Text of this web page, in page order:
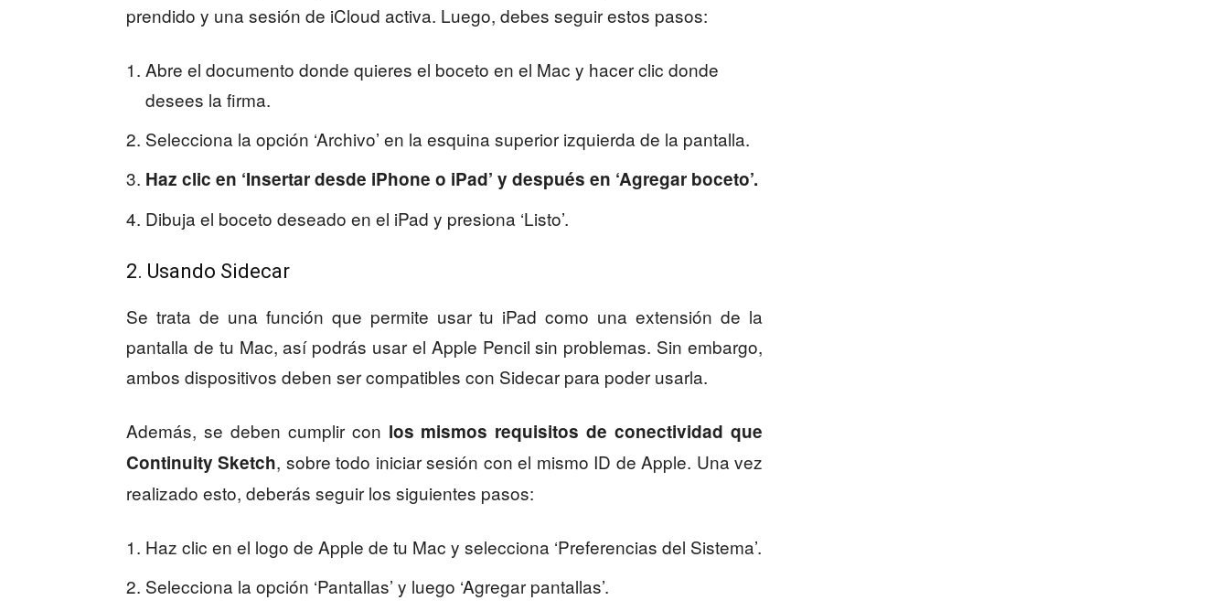
prendido y una sesión de iCloud activa. Luego, debes seguir estos pasos:
Abre el documento donde quieres el boceto en el Mac y hacer clic donde
desees la firma.
Selecciona la opción ‘Archivo’ en la esquina superior izquierda de la pantalla.
Haz clic en ‘Insertar desde iPhone o iPad’ y después en ‘Agregar boceto’.
Dibuja el boceto deseado en el iPad y presiona ‘Listo’.
2. Usando Sidecar
Se trata de una función que permite usar tu iPad como una extensión de la
pantalla de tu Mac, así podrás usar el Apple Pencil sin problemas. Sin embargo,
ambos dispositivos deben ser compatibles con Sidecar para poder usarla.
Además, se deben cumplir con los mismos requisitos de conectividad que
Continuity Sketch, sobre todo iniciar sesión con el mismo ID de Apple. Una vez
realizado esto, deberás seguir los siguientes pasos:
Haz clic en el logo de Apple de tu Mac y selecciona ‘Preferencias del Sistema’.
Selecciona la opción ‘Pantallas’ y luego ‘Agregar pantallas’.